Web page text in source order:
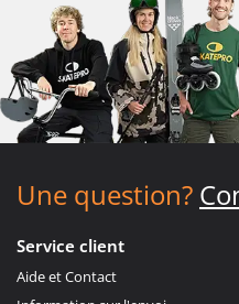
Une question?
Service client
Aide et Contact